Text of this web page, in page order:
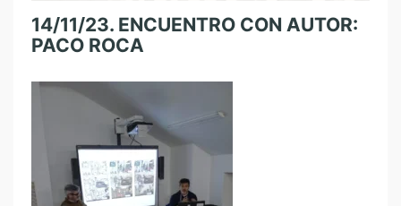
14/11/23. ENCUENTRO CON AUTOR:
PACO ROCA